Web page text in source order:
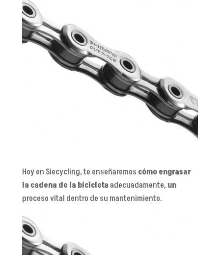
Hoy en Siecycling, te enseñaremos cómo engrasar
la cadena de la bicicletaadecuadamente, un
proceso vital dentro de su mantenimiento.